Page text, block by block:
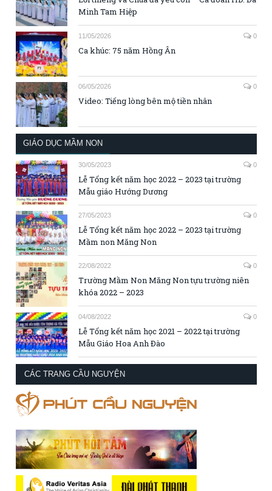
Minh Tam Hiệp
11/05/2026 0
Ca khúc: 75 năm Hồng Ân
06/05/2026 0
Video: Tiếng lòng bên mộ tiền nhân
GIÁO DỤC MẦM NON
30/05/2023 0
Lễ Tổng kết năm học 2022 – 2023 tại trường
Mẫu giáo Hướng Dương
27/05/2023 0
Lễ Tổng kết năm học 2022 – 2023 tại trường
Mầm non Măng Non
22/08/2022 0
Trường Mầm Non Măng Non tựu trường niên
khóa 2022 – 2023
04/08/2022 0
Lễ Tổng kết năm học 2021 – 2022 tại trường
Mẫu Giáo Hoa Anh Đào
CÁC TRANG CẦU NGUYỆN